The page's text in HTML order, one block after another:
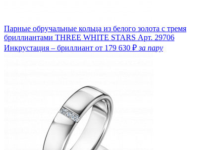
Парные обручальные кольца из белого золота с тремя
бриллиантами THREE WHITE STARS Арт. 29706
Инкрустация – бриллиант от 179 630 ₽за пару